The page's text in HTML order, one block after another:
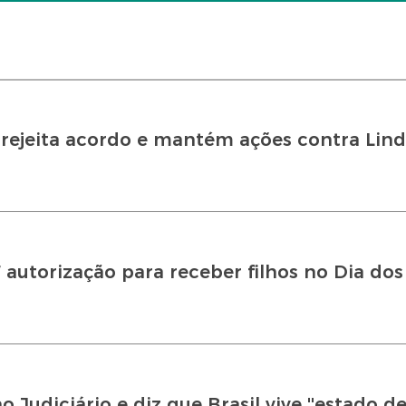
acordo e mantém ações contra
para receber filhos no Dia dos